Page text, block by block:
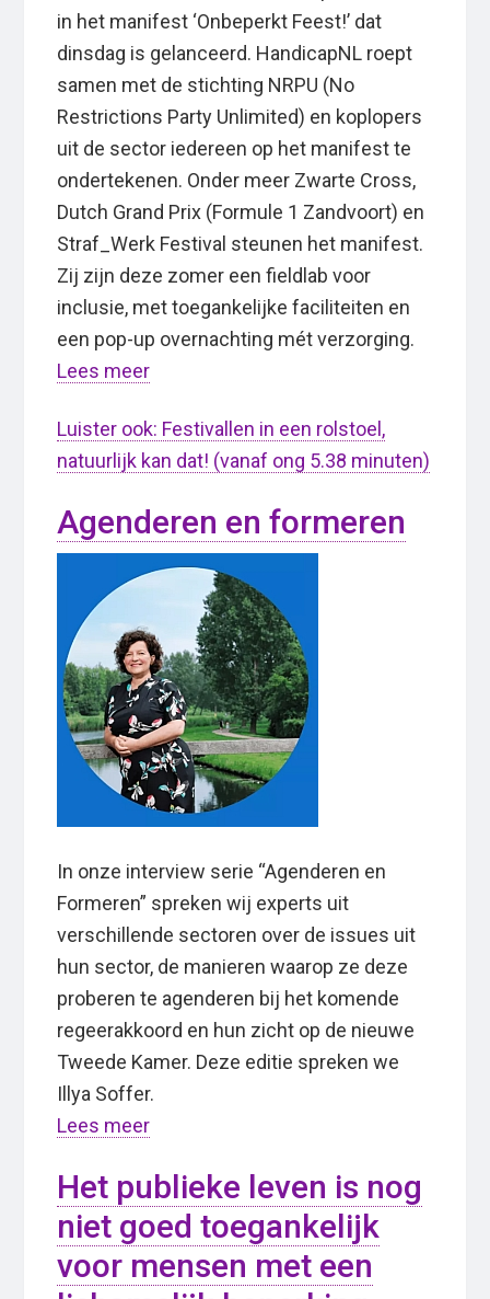
in het manifest ‘Onbeperkt Feest!’ dat
dinsdag is gelanceerd. HandicapNL roept
samen met de stichting NRPU (No
Restrictions Party Unlimited) en koplopers
uit de sector iedereen op het manifest te
ondertekenen. Onder meer Zwarte Cross,
Dutch Grand Prix (Formule 1 Zandvoort) en
Straf_Werk Festival steunen het manifest.
Zij zijn deze zomer een fieldlab voor
inclusie, met toegankelijke faciliteiten en
een pop-up overnachting mét verzorging.
Lees meer
Luister ook: Festivallen in een rolstoel,
natuurlijk kan dat! (vanaf ong 5.38 minuten)
Agenderen en formeren
In onze interview serie “Agenderen en
Formeren” spreken wij experts uit
verschillende sectoren over de issues uit
hun sector, de manieren waarop ze deze
proberen te agenderen bij het komende
regeerakkoord en hun zicht op de nieuwe
Tweede Kamer. Deze editie spreken we
Illya Soffer.
Lees meer
Het publieke leven is nog
niet goed toegankelijk
voor mensen met een